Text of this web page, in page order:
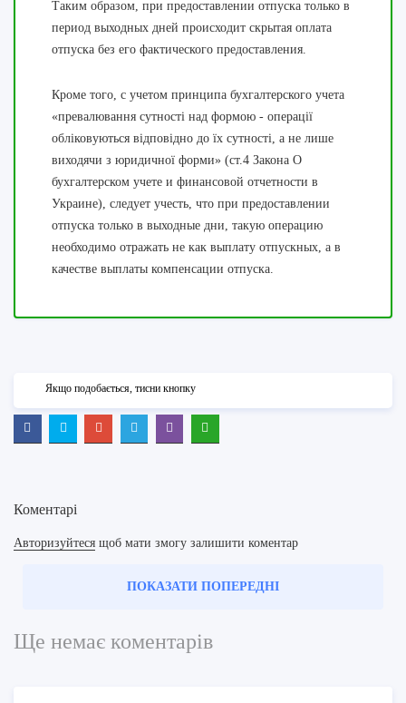
Таким образом, при предоставлении отпуска только в
период выходных дней происходит скрытая оплата
отпуска без его фактического предоставления.
Кроме того, с учетом принципа бухгалтерского учета
«превалювання сутності над формою - операції
обліковуються відповідно до їх сутності, а не лише
виходячи з юридичної форми» (ст.4 Закона О
бухгалтерском учете и финансовой отчетности в
Украине), следует учесть, что при предоставлении
отпуска только в выходные дни, такую операцию
необходимо отражать не как выплату отпускных, а в
качестве выплаты компенсации отпуска.
Якщо подобається, тисни кнопку
Коментарі
Авторизуйтеся щоб мати змогу залишити коментар
ПОКАЗАТИ ПОПЕРЕДНІ
Ще немає коментарів